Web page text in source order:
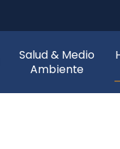
Salud & Medio
Ambiente